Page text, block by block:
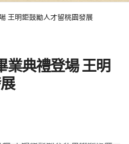
王明鉅鼓勵人才留桃園發展
業典禮登場 王明